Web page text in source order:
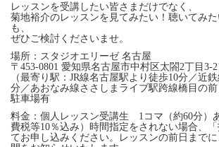
レッスンを受講したい皆さまだけでなく、
菊地裕介のレッスンを見てみたい！聴いてみ
も、
ぜひご検討くださいませ。
場所：スタジオエリーゼ 名古屋
〒453-0801 愛知県名古屋市中村区太閤2丁目3-
（最寄り駅：JR線名古屋駅より徒歩10分／近
分／あおなみ線ささしまライブ駅跨線橋目の前
駐車場有
料金：個人レッスン受講生 1コマ（約60分）
費税等10％込み）時間指定をされない場合、
てお申し込みください。レッスンの前日まで